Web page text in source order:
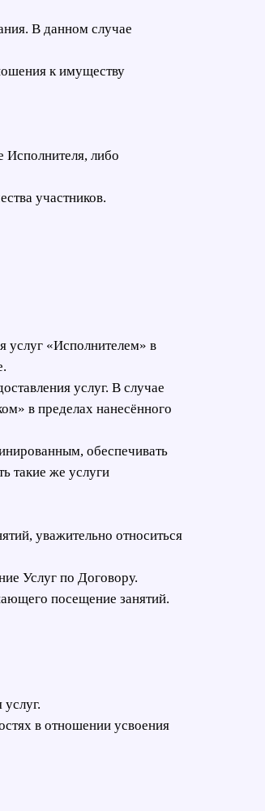
В данном случае
к имуществу
Исполнителя, либо
участников.
услуг «Исполнителем» в
услуг. В случае
в пределах нанесённого
обеспечивать
такие же услуги
уважительно относиться
Услуг по Договору.
посещение занятий.
в отношении усвоения